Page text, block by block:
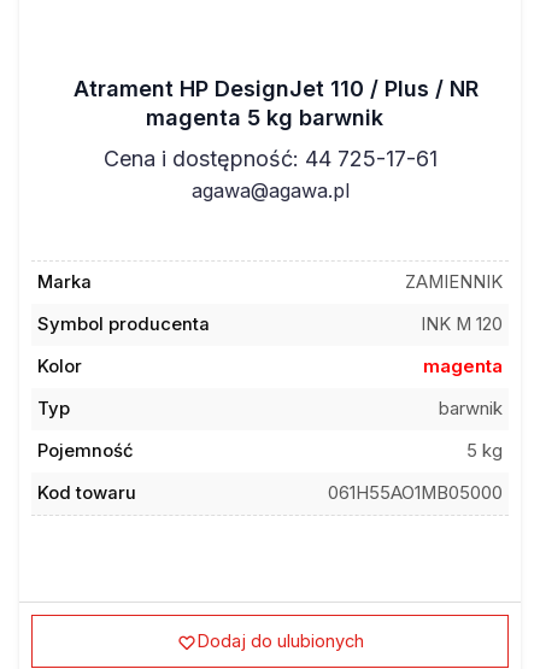
Atrament HP DesignJet 110 / Plus / NR
magenta 5 kg barwnik
Cena i dostępność: 44 725-17-61
agawa@agawa.pl
Marka
ZAMIENNIK
Symbol producenta
INK M 120
Kolor
magenta
Typ
barwnik
Pojemność
5 kg
Kod towaru
061H55AO1MB05000
Dodaj do ulubionych